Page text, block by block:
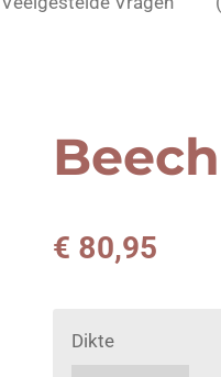
€ 80,95
Dikte